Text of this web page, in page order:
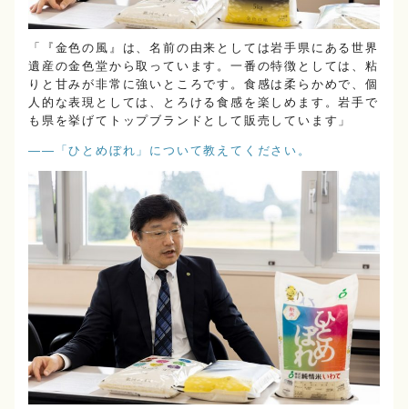
「『金色の風』は、名前の由来としては岩手県にある世界
遺産の金色堂から取っています。一番の特徴としては、粘
りと甘みが非常に強いところです。食感は柔らかめで、個
人的な表現としては、とろける食感を楽しめます。岩手で
も県を挙げてトップブランドとして販売しています」
――「ひとめぼれ」について教えてください。